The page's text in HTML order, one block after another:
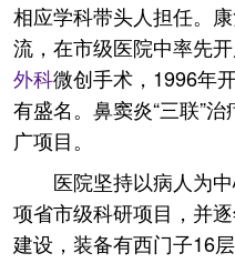
相应学科带头人担任。
流，在市级医院中率先
外科微创手术，1996年
有盛名。鼻窦炎“三联”
广项目。
医院坚持以病人为
项省市级科研项目，并
建设，装备有西门子16